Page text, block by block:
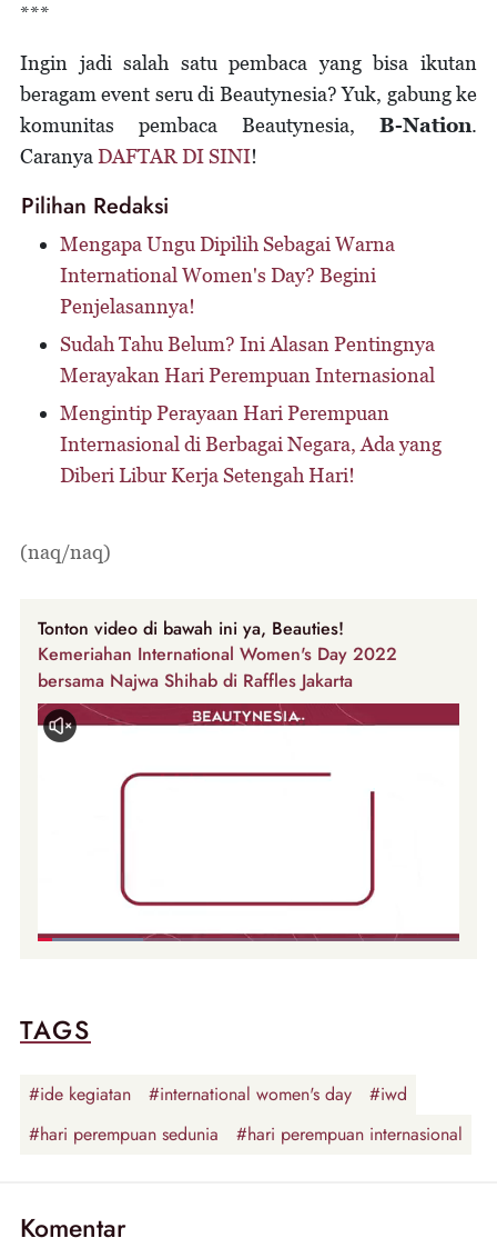
***
Ingin jadi salah satu pembaca yang bisa ikutan
beragam event seru di Beautynesia? Yuk, gabung ke
komunitas pembaca Beautynesia, B-Nation.
Caranya DAFTAR DI SINI!
Pilihan Redaksi
Mengapa Ungu Dipilih Sebagai Warna
International Women's Day? Begini
Penjelasannya!
Sudah Tahu Belum? Ini Alasan Pentingnya
Merayakan Hari Perempuan Internasional
Mengintip Perayaan Hari Perempuan
Internasional di Berbagai Negara, Ada yang
Diberi Libur Kerja Setengah Hari!
(naq/naq)
Tonton video di bawah ini ya, Beauties!
Kemeriahan International Women's Day 2022
bersama Najwa Shihab di Raffles Jakarta
TAGS
#ide kegiatan #international women's day
#iwd
#hari perempuan sedunia
#hari perempuan internasional
Komentar